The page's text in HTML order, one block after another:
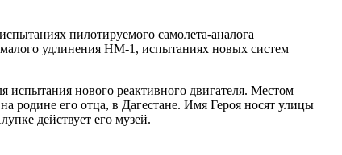
пилотируемого самолета-аналога
удлинения НМ-1, испытаниях новых систем
испытания нового реактивного двигателя. Местом
родине его отца, в Дагестане. Имя Героя носят улицы
действует его музей.